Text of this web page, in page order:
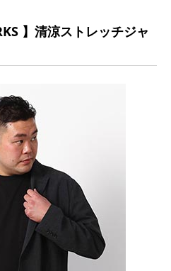
】清涼ストレッチジャ